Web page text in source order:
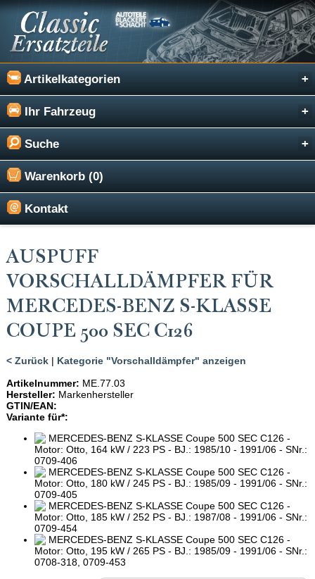
Artikelkategorien
Ihr Fahrzeug
Suche
Warenkorb (0)
Kontakt
AUSPUFF
VORSCHALLDÄMPFER FÜR
MERCEDES-BENZ S-KLASSE
COUPE 500 SEC C126
< Zurück| Kategorie "Vorschalldämpfer" anzeigen
Artikelnummer: ME.77.03
Hersteller: Markenhersteller
GTIN/EAN:
Variante für*:
MERCEDES-BENZ S-KLASSE Coupe 500 SEC C126 -
Motor: Otto, 164 kW / 223 PS - BJ.: 1985/10 - 1991/06 - SNr.:
0709-406
MERCEDES-BENZ S-KLASSE Coupe 500 SEC C126 -
Motor: Otto, 180 kW / 245 PS - BJ.: 1985/09 - 1991/06 - SNr.:
0709-405
MERCEDES-BENZ S-KLASSE Coupe 500 SEC C126 -
Motor: Otto, 185 kW / 252 PS - BJ.: 1987/08 - 1991/06 - SNr.:
0709-454
MERCEDES-BENZ S-KLASSE Coupe 500 SEC C126 -
Motor: Otto, 195 kW / 265 PS - BJ.: 1985/09 - 1991/06 - SNr.:
0708-318, 0709-453